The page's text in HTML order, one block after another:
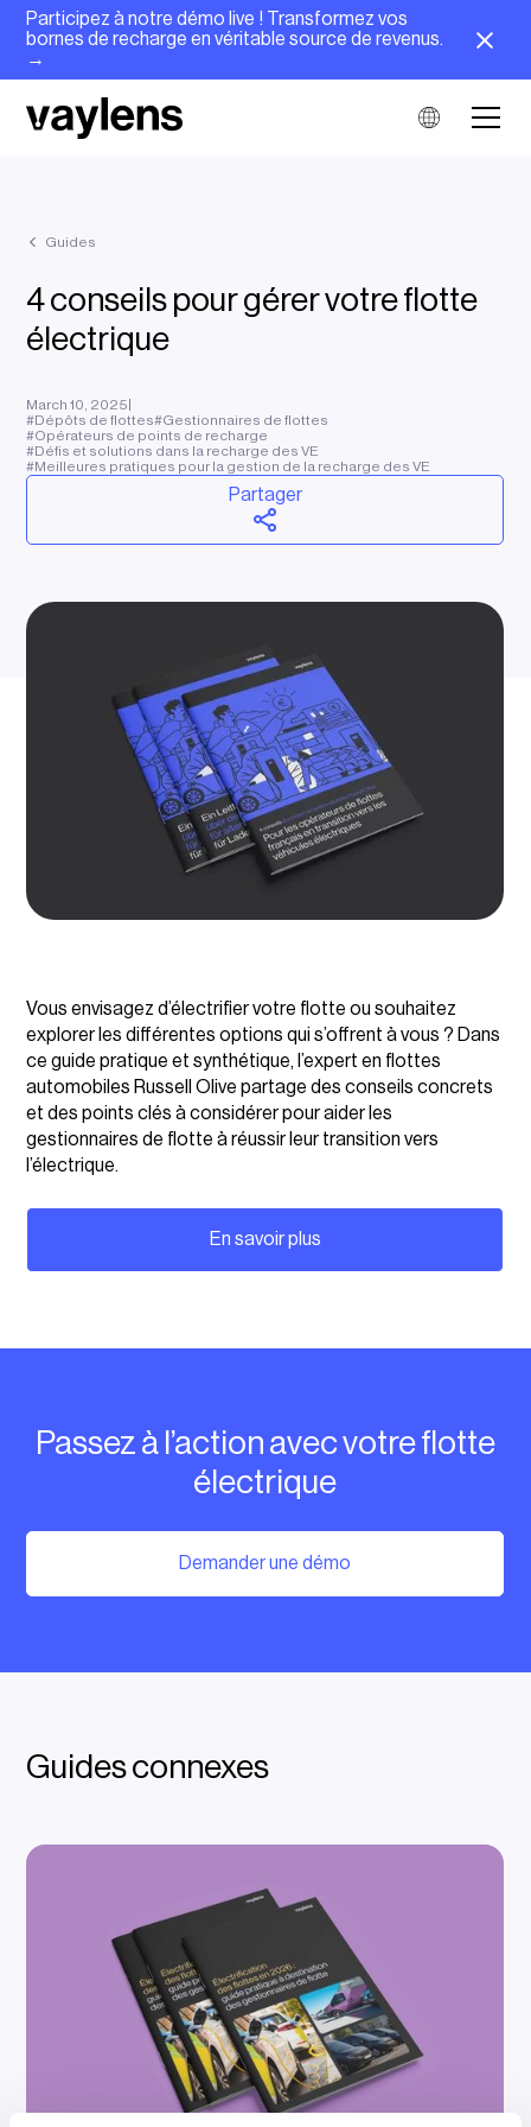
Participez à notre démo live ! Transformez vos
bornes de recharge en véritable source de revenus.
→
Guides
4 conseils pour gérer votre flotte
électrique
March 10, 2025
#Dépôts de flottes#Gestionnaires de flottes
#Opérateurs de points de recharge
#Défis et solutions dans la recharge des VE
#Meilleures pratiques pour la gestion de la recharge des VE
Partager
Vous envisagez d’électrifier votre flotte ou souhaitez
explorer les différentes options qui s’offrent à vous ? Dans
ce guide pratique et synthétique, l’expert en flottes
automobiles Russell Olive partage des conseils concrets
et des points clés à considérer pour aider les
gestionnaires de flotte à réussir leur transition vers
l’électrique.
En savoir plus
Passez à l’action avec votre flotte
électrique
Demander une démo
Guides connexes